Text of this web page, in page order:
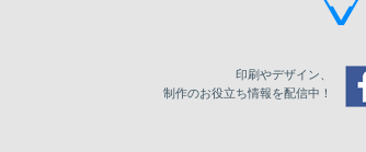
33,000
印刷やデザイン、
制作のお役立ち情報を配信中！